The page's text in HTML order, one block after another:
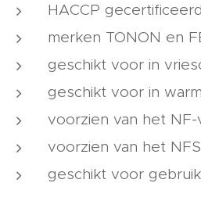
HACCP
merken TONON en
geschikt voor in
geschikt voor in
voorzien van het
voorzien van het
geschikt voor